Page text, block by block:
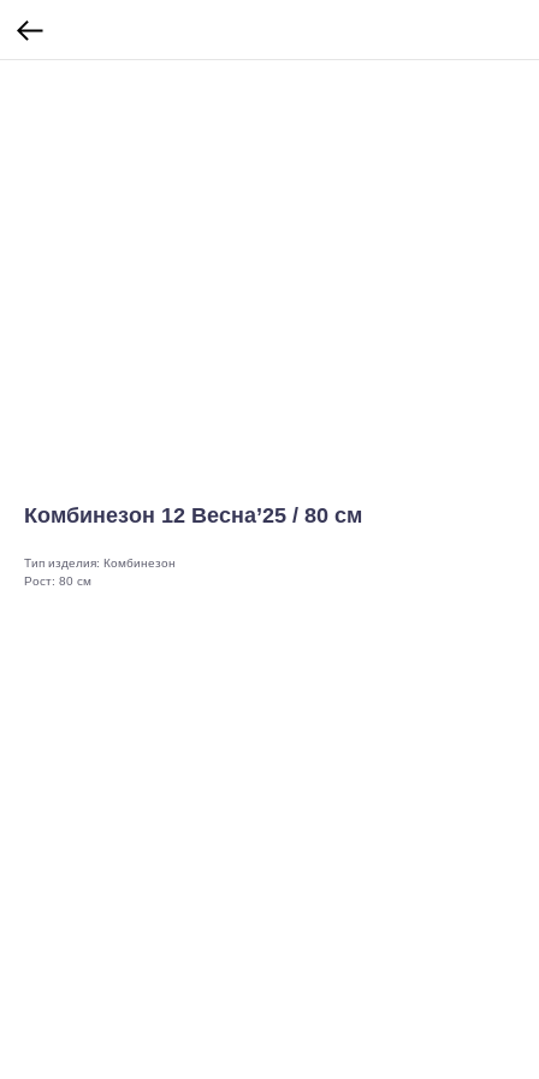
Комбинезон 12 Весна’25 / 80 см
Тип изделия: Комбинезон
Рост: 80 см